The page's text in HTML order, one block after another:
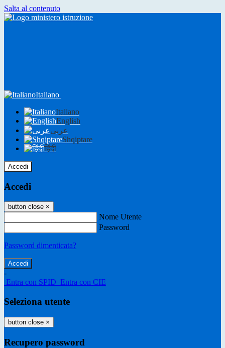
Salta al contenuto
Italiano
Italiano
English
عربى
Shqiptare
हिंदी
Accedi
Accedi
button close ×
Nome Utente
Password
Password dimenticata?
-
Entra con SPID Entra con CIE
Seleziona utente
button close ×
Recupero password